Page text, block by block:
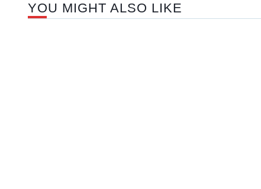
YOU MIGHT ALSO LIKE